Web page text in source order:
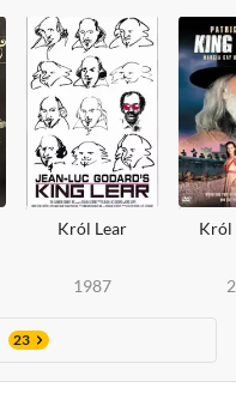
Król Lear
1987
Król
23